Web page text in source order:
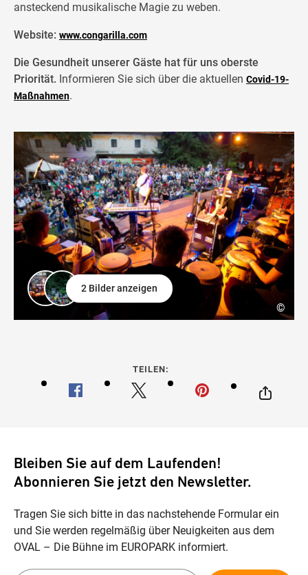
ansteckend musikalische Magie zu weben.
Website: www.congarilla.com
Die Gesundheit unserer Gäste hat für uns oberste
Priorität. Informieren Sie sich über die aktuellen Covid-19-
Maßnahmen.
©
2 Bilder anzeigen
TEILEN:
Bleiben Sie auf dem Laufenden!
Abonnieren Sie jetzt den Newsletter.
Tragen Sie sich bitte in das nachstehende Formular ein
und Sie werden regelmäßig über Neuigkeiten aus dem
OVAL – Die Bühne im EUROPARK informiert.